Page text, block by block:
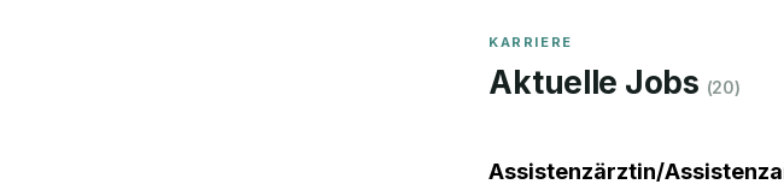
KARRIERE
Aktuelle Jobs (20)
Assistenzärztin/